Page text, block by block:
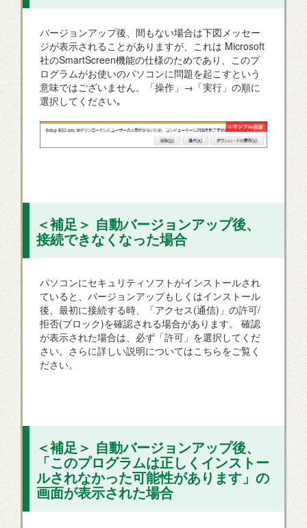
バージョンアップ後、間もない場合は下図メッセー
ジが表示されることがありますが、これは Microsoft
社のSmartScreen機能の仕様のためであり、このプ
ログラムがお使いのパソコンに問題を起こすという
意味ではございません。「操作」→「実行」の順に
選択してください｡
＜補足＞ 自動バージョンアップ後、
接続できなくなった場合
パソコンにセキュリティソフトがインストールされ
ていると、バージョンアップもしくはインストール
後、最初に接続する時、「アクセス(通信)」の許可/
拒否(ブロック)を確認される場合があります。 確認
が表示された場合は、必ず「許可」を選択してくだ
さい。さらに詳しい説明についてはこちらをご覧く
ださい。
＜補足＞ 自動バージョンアップ後、
「このプログラムは正しくインストー
ルされなかった可能性があります」の
画面が表示された場合